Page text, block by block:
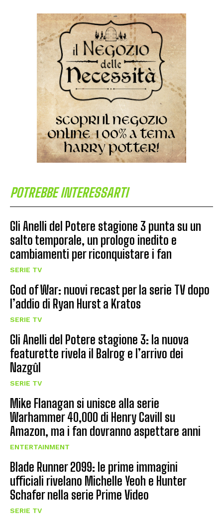
POTREBBE INTERESSARTI
Gli Anelli del Potere stagione 3 punta su un
salto temporale, un prologo inedito e
cambiamenti per riconquistare i fan
SERIE TV
God of War: nuovi recast per la serie TV dopo
l’addio di Ryan Hurst a Kratos
SERIE TV
Gli Anelli del Potere stagione 3: la nuova
featurette rivela il Balrog e l’arrivo dei
Nazgûl
SERIE TV
Mike Flanagan si unisce alla serie
Warhammer 40,000 di Henry Cavill su
Amazon, ma i fan dovranno aspettare anni
ENTERTAINMENT
Blade Runner 2099: le prime immagini
ufficiali rivelano Michelle Yeoh e Hunter
Schafer nella serie Prime Video
SERIE TV